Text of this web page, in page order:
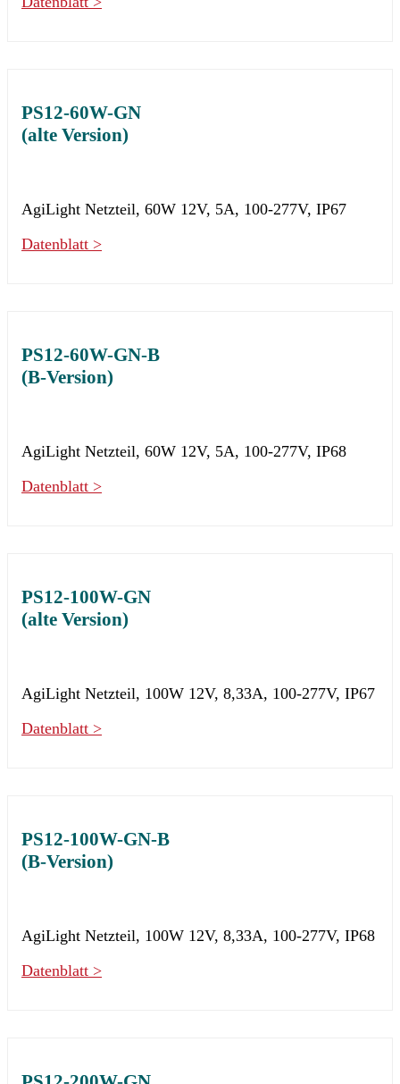
PS12-60W-GN
(alte Version)
AgiLight Netzteil, 60W 12V, 5A, 100-277V, IP67
Datenblatt >
PS12-60W-GN-B
(B-Version)
AgiLight Netzteil, 60W 12V, 5A, 100-277V, IP68
Datenblatt >
PS12-100W-GN
(alte Version)
AgiLight Netzteil, 100W 12V, 8,33A, 100-277V, IP67
Datenblatt >
PS12-100W-GN-B
(B-Version)
AgiLight Netzteil, 100W 12V, 8,33A, 100-277V, IP68
Datenblatt >